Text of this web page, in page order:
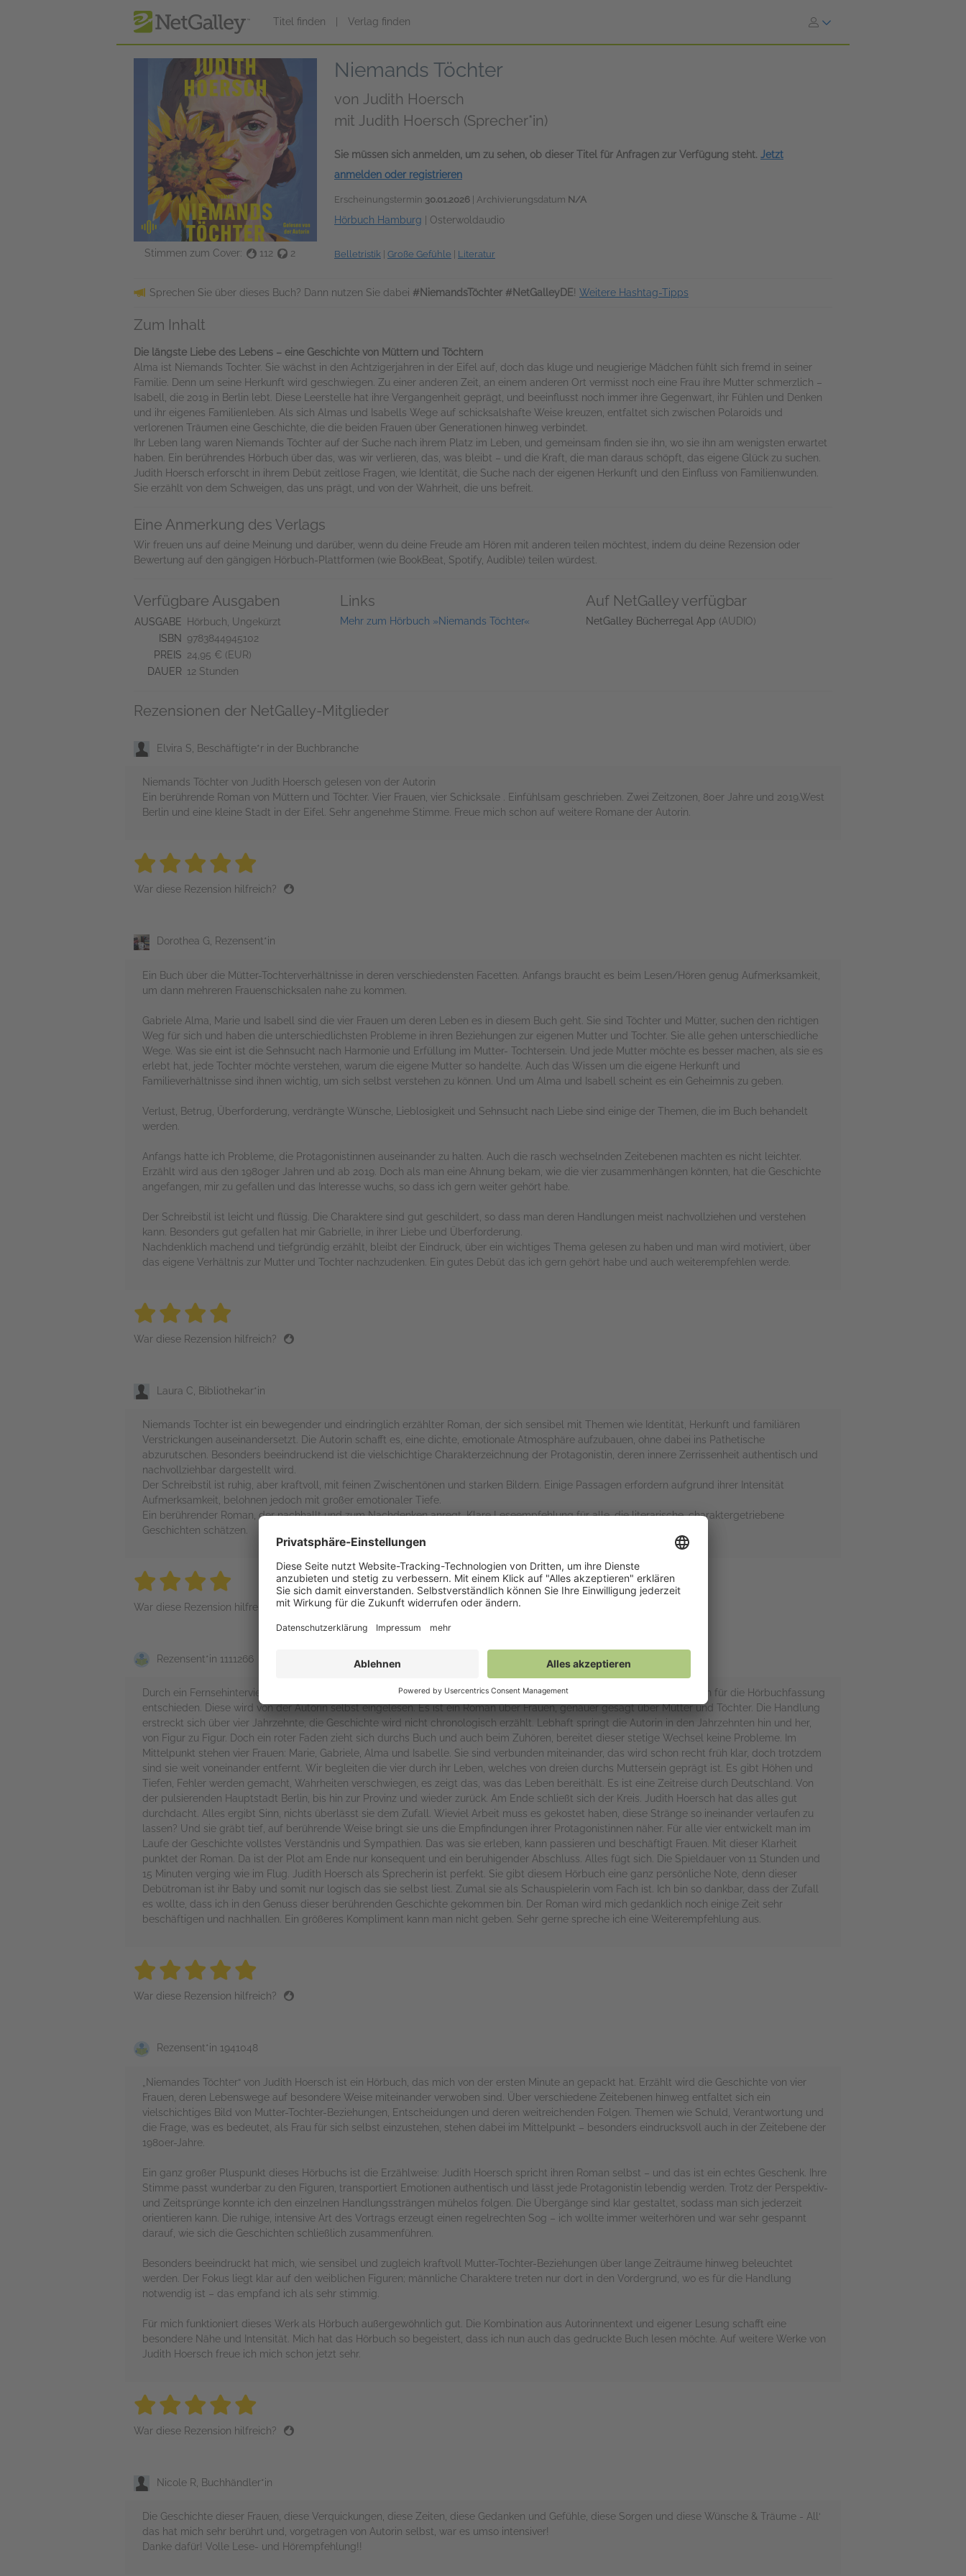
Titel finden Verlag finden
Stimmen zum Cover: 112 2
Niemands Töchter
von Judith Hoersch
mit Judith Hoersch (Sprecher*in)
Sie müssen sich anmelden, um zu sehen, ob dieser Titel für Anfragen zur Verfügung steht. Jetzt
anmelden oder registrieren
Erscheinungstermin 30.01.2026 | Archivierungsdatum N/A
Hörbuch Hamburg Osterwoldaudio
Belletristik Große Gefühle Literatur
Sprechen Sie über dieses Buch? Dann nutzen Sie dabei #NiemandsTöchter #NetGalleyDE! Weitere Hashtag-Tipps
Zum Inhalt
Die längste Liebe des Lebens – eine Geschichte von Müttern und Töchtern
Alma ist Niemands Tochter. Sie wächst in den Achtzigerjahren in der Eifel auf, doch das kluge und neugierige Mädchen fühlt sich fremd in seiner
Familie. Denn um seine Herkunft wird geschwiegen. Zu einer anderen Zeit, an einem anderen Ort vermisst noch eine Frau ihre Mutter schmerzlich –
Isabell, die 2019 in Berlin lebt. Diese Leerstelle hat ihre Vergangenheit geprägt, und beeinflusst noch immer ihre Gegenwart, ihr Fühlen und Denken
und ihr eigenes Familienleben. Als sich Almas und Isabells Wege auf schicksalshafte Weise kreuzen, entfaltet sich zwischen Polaroids und
verlorenen Träumen eine Geschichte, die die beiden Frauen über Generationen hinweg verbindet.
Ihr Leben lang waren Niemands Töchter auf der Suche nach ihrem Platz im Leben, und gemeinsam finden sie ihn, wo sie ihn am wenigsten erwartet
haben. Ein berührendes Hörbuch über das, was wir verlieren, das, was bleibt – und die Kraft, die man daraus schöpft, das eigene Glück zu suchen.
Judith Hoersch erforscht in ihrem Debüt zeitlose Fragen, wie Identität, die Suche nach der eigenen Herkunft und den Einfluss von Familienwunden.
Sie erzählt von dem Schweigen, das uns prägt, und von der Wahrheit, die uns befreit.
Eine Anmerkung des Verlags
Wir freuen uns auf deine Meinung und darüber, wenn du deine Freude am Hören mit anderen teilen möchtest, indem du deine Rezension oder
Bewertung auf den gängigen Hörbuch-Plattformen (wie BookBeat, Spotify, Audible) teilen würdest.
Verfügbare Ausgaben
AUSGABE
Hörbuch, Ungekürzt
ISBN
9783844945102
PREIS 24,95 € (EUR)
DAUER 12 Stunden
Links
Mehr zum Hörbuch »Niemands Töchter«
Auf NetGalley verfügbar
NetGalley Bücherregal App (AUDIO)
Rezensionen der NetGalley-Mitglieder
Elvira S, Beschäftigte*r in der Buchbranche
Niemands Töchter von Judith Hoersch gelesen von der Autorin
Ein berührende Roman von Müttern und Töchter. Vier Frauen, vier Schicksale . Einfühlsam geschrieben. Zwei Zeitzonen, 80er Jahre und 2019.West
Berlin und eine kleine Stadt in der Eifel. Sehr angenehme Stimme. Freue mich schon auf weitere Romane der Autorin.
5 stars
5 stars
5 stars
5 stars
War diese Rezension hilfreich?
Dorothea G, Rezensent*in
Ein Buch über die Mütter-Tochterverhältnisse in deren verschiedensten Facetten. Anfangs braucht es beim Lesen/Hören genug Aufmerksamkeit,
um dann mehreren Frauenschicksalen nahe zu kommen.
Gabriele Alma, Marie und Isabell sind die vier Frauen um deren Leben es in diesem Buch geht. Sie sind Töchter und Mütter, suchen den richtigen
Weg für sich und haben die unterschiedlichsten Probleme in ihren Beziehungen zur eigenen Mutter und Tochter. Sie alle gehen unterschiedliche
Wege. Was sie eint ist die Sehnsucht nach Harmonie und Erfüllung im Mutter- Tochtersein. Und jede Mutter möchte es besser machen, als sie es
erlebt hat, jede Tochter möchte verstehen, warum die eigene Mutter so handelte. Auch das Wissen um die eigene Herkunft und
Familieverhältnisse sind ihnen wichtig, um sich selbst verstehen zu können. Und um Alma und Isabell scheint es ein Geheimnis zu geben.
Verlust, Betrug, Überforderung, verdrängte Wünsche, Lieblosigkeit und Sehnsucht nach Liebe sind einige der Themen, die im Buch behandelt
werden.
Anfangs hatte ich Probleme, die Protagonistinnen auseinander zu halten. Auch die rasch wechselnden Zeitebenen machten es nicht leichter.
Erzählt wird aus den 1980ger Jahren und ab 2019. Doch als man eine Ahnung bekam, wie die vier zusammenhängen könnten, hat die Geschichte
angefangen, mir zu gefallen und das Interesse wuchs, so dass ich gern weiter gehört habe.
Der Schreibstil ist leicht und flüssig. Die Charaktere sind gut geschildert, so dass man deren Handlungen meist nachvollziehen und verstehen
kann. Besonders gut gefallen hat mir Gabrielle, in ihrer Liebe und Überforderung.
Nachdenklich machend und tiefgründig erzählt, bleibt der Eindruck, über ein wichtiges Thema gelesen zu haben und man wird motiviert, über
das eigene Verhältnis zur Mutter und Tochter nachzudenken. Ein gutes Debüt das ich gern gehört habe und auch weiterempfehlen werde.
4 stars
4 stars
4 stars
War diese Rezension hilfreich?
Laura C, Bibliothekar*in
Niemands Tochter ist ein bewegender und eindringlich erzählter Roman, der sich sensibel mit Themen wie Identität, Herkunft und familiären
Verstrickungen auseinandersetzt. Die Autorin schafft es, eine dichte, emotionale Atmosphäre aufzubauen, ohne dabei ins Pathetische
abzurutschen. Besonders beeindruckend ist die vielschichtige Charakterzeichnung der Protagonistin, deren innere Zerrissenheit authentisch und
nachvollziehbar dargestellt wird.
Der Schreibstil ist ruhig, aber kraftvoll, mit feinen Zwischentönen und starken Bildern. Einige Passagen erfordern aufgrund ihrer Intensität
Aufmerksamkeit, belohnen jedoch mit großer emotionaler Tiefe.
Ein berührender Roman, der nachhallt und zum Nachdenken anregt. Klare Leseempfehlung für alle, die literarische, charaktergetriebene
Geschichten schätzen.
4 stars
4 stars
4 stars
4 stars
4 stars
War diese Rezension hilfreich?
Rezensent*in 1111266
Durch ein Fernsehinterview mit der Autorin Judith Hoersch bin ich auf dieses Buch aufmerksam geworden und habe mich für die Hörbuchfassung
entschieden. Diese wird von der Autorin selbst eingelesen. Es ist ein Roman über Frauen, genauer gesagt über Mütter und Töchter. Die Handlung
erstreckt sich über vier Jahrzehnte, die Geschichte wird nicht chronologisch erzählt. Lebhaft springt die Autorin in den Jahrzehnten hin und her,
von Figur zu Figur. Doch ein roter Faden zieht sich durchs Buch und auch beim Zuhören, bereitet dieser stetige Wechsel keine Probleme. Im
Mittelpunkt stehen vier Frauen: Marie, Gabriele, Alma und Isabelle. Sie sind verbunden miteinander, das wird schon recht früh klar, doch trotzdem
sind sie weit voneinander entfernt. Wir begleiten die vier durch ihr Leben, welches von dreien durchs Muttersein geprägt ist. Es gibt Höhen und
Tiefen, Fehler werden gemacht, Wahrheiten verschwiegen, es zeigt das, was das Leben bereithält. Es ist eine Zeitreise durch Deutschland. Von
der pulsierenden Hauptstadt Berlin, bis hin zur Provinz und wieder zurück. Am Ende schließt sich der Kreis. Judith Hoersch hat das alles gut
durchdacht. Alles ergibt Sinn, nichts überlässt sie dem Zufall. Wieviel Arbeit muss es gekostet haben, diese Stränge so ineinander verlaufen zu
lassen? Und sie gräbt tief, auf berührende Weise bringt sie uns die Empfindungen ihrer Protagonistinnen näher. Für alle vier entwickelt man im
Laufe der Geschichte vollstes Verständnis und Sympathien. Das was sie erleben, kann passieren und beschäftigt Frauen. Mit dieser Klarheit
punktet der Roman. Da ist der Plot am Ende nur konsequent und ein beruhigender Abschluss. Alles fügt sich. Die Spieldauer von 11 Stunden und
15 Minuten verging wie im Flug. Judith Hoersch als Sprecherin ist perfekt. Sie gibt diesem Hörbuch eine ganz persönliche Note, denn dieser
Debütroman ist ihr Baby und somit nur logisch das sie selbst liest. Zumal sie als Schauspielerin vom Fach ist. Ich bin so dankbar, dass der Zufall
es wollte, dass ich in den Genuss dieser berührenden Geschichte gekommen bin. Der Roman wird mich gedanklich noch einige Zeit sehr
beschäftigen und nachhallen. Ein größeres Kompliment kann man nicht geben. Sehr gerne spreche ich eine Weiterempfehlung aus.
5 stars
5 stars
5 stars
5 stars
War diese Rezension hilfreich?
Rezensent*in 1941048
„Niemandes Töchter“ von Judith Hoersch ist ein Hörbuch, das mich von der ersten Minute an gepackt hat. Erzählt wird die Geschichte von vier
Frauen, deren Lebenswege auf besondere Weise miteinander verwoben sind. Über verschiedene Zeitebenen hinweg entfaltet sich ein
vielschichtiges Bild von Mutter-Tochter-Beziehungen, Entscheidungen und deren weitreichenden Folgen. Themen wie Schuld, Verantwortung und
die Frage, was es bedeutet, als Frau für sich selbst einzustehen, stehen dabei im Mittelpunkt – besonders eindrucksvoll auch in der Zeitebene der
1980er-Jahre.
Ein ganz großer Pluspunkt dieses Hörbuchs ist die Erzählweise: Judith Hoersch spricht ihren Roman selbst – und das ist ein echtes Geschenk. Ihre
Stimme passt wunderbar zu den Figuren, transportiert Emotionen authentisch und lässt jede Protagonistin lebendig werden. Trotz der Perspektiv-
und Zeitsprünge konnte ich den einzelnen Handlungssträngen mühelos folgen. Die Übergänge sind klar gestaltet, sodass man sich jederzeit
orientieren kann. Die ruhige, intensive Art des Vortrags erzeugt einen regelrechten Sog – ich wollte immer weiterhören und war sehr gespannt
darauf, wie sich die Geschichten schließlich zusammenführen.
Besonders beeindruckt hat mich, wie sensibel und zugleich kraftvoll Mutter-Tochter-Beziehungen über lange Zeiträume hinweg beleuchtet
werden. Der Fokus liegt klar auf den weiblichen Figuren; männliche Charaktere treten nur dort in den Vordergrund, wo es für die Handlung
notwendig ist – das empfand ich als sehr stimmig.
Für mich funktioniert dieses Werk als Hörbuch außergewöhnlich gut. Die Kombination aus Autorinnentext und eigener Lesung schafft eine
besondere Nähe und Intensität. Mich hat das Hörbuch so begeistert, dass ich nun auch das gedruckte Buch lesen möchte. Auf weitere Werke von
Judith Hoersch freue ich mich schon jetzt sehr.
5 stars
5 stars
5 stars
5 stars
War diese Rezension hilfreich?
Nicole R, Buchhändler*in
Die Geschichte dieser Frauen, diese Verquickungen, diese Zeiten, diese Gedanken und Gefühle, diese Sorgen und diese Wünsche & Träume - All‘
das hat mich sehr berührt und, vorgetragen von Autorin selbst, war es umso intensiver!
Danke dafür! Volle Lese- und Hörempfehlung!!